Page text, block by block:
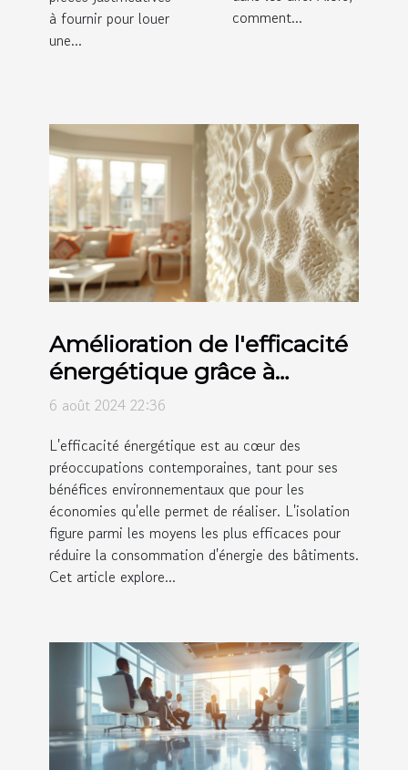
à fournir pour louer
une...
comment...
Amélioration de l'efficacité
énergétique grâce à
l'isolation par mousse
6 août 2024 22:36
L'efficacité énergétique est au cœur des
préoccupations contemporaines, tant pour ses
bénéfices environnementaux que pour les
économies qu'elle permet de réaliser. L'isolation
figure parmi les moyens les plus efficaces pour
réduire la consommation d'énergie des bâtiments.
Cet article explore...